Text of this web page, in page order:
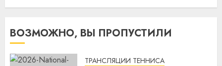
ВОЗМОЖНО, ВЫ ПРОПУСТИЛИ
ТРАНСЛЯЦИИ ТЕННИСА